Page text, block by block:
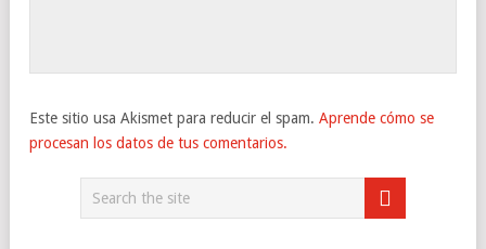
Este sitio usa Akismet para reducir el spam. Aprende cómo se
procesan los datos de tus comentarios.